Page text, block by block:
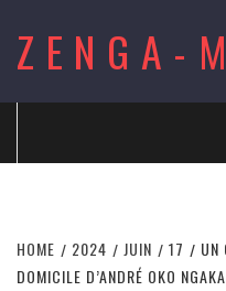
content
ZENGA-
HOME 2024 JUIN 17
UN
DOMICILE D’ANDRÉ OKO